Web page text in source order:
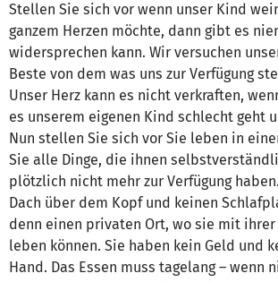
Stellen Sie sich vor wenn unser Kind
ganzem Herzen möchte, dann gibt es
widersprechen kann. Wir versuchen
Beste von dem was uns zur Verfügung
Unser Herz kann es nicht verkraften,
es unserem eigenen Kind schlecht geht
Nun stellen Sie sich vor Sie leben in
Sie alle Dinge, die ihnen
plötzlich nicht mehr zur Verfügung
Dach über dem Kopf und keinen
denn einen privaten Ort, wo sie mit ihrer
leben können. Sie haben kein Geld und
Hand. Das Essen muss tagelang – wenn